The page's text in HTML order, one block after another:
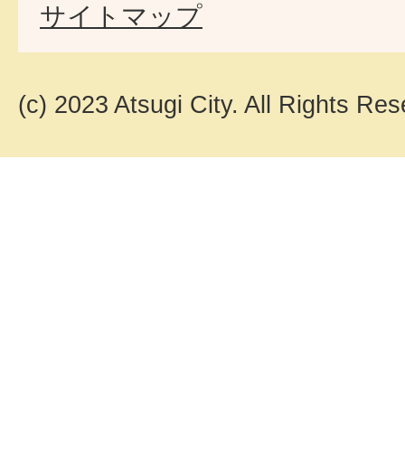
サイトマップ
(c) 2023 Atsugi City. All Rights